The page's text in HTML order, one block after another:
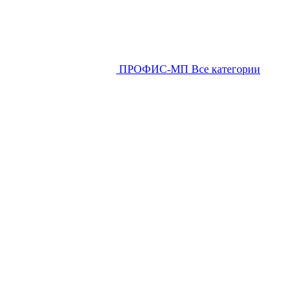
ПРОФИС-МП Все категории